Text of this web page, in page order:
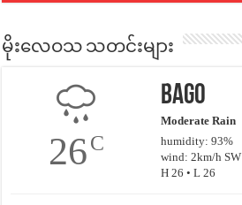
မိုးလေဝသ သတင်းများ
26C
Bago
Moderate Rain
humidity: 93%
wind: 2km/h SW
H 26 • L 26